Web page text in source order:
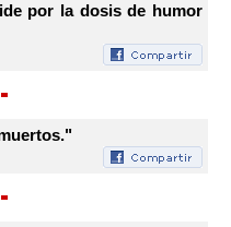
por la dosis de humor